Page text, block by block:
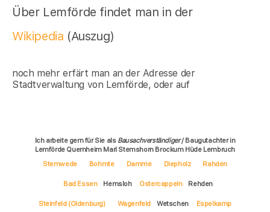
Über Lemförde findet man in der
Wikipedia (Auszug)
noch mehr erfärt man an der Adresse der
Stadtverwaltung von Lemförde, oder auf
Ich arbeite gern für Sie als Bausachverständiger/ Baugutachter in
Lemförde Quernheim Marl Stemshorn Brockum Hüde Lembruch
Stemwede
Bohmte Damme Diepholz Rahden
Bad Essen Hemsloh Ostercappeln Rehden
Steinfeld (Oldenburg) Wagenfeld Wetschen Espelkamp